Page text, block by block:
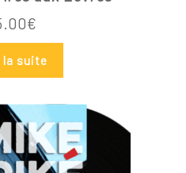
€
la suite